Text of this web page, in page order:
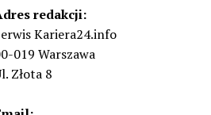
redakcji:
Kariera24.info
019 Warszawa
Złota 8